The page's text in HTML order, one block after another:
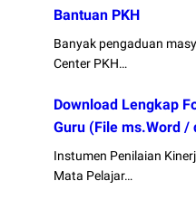
Bantuan PKH
Banyak pengaduan
Center PKH…
Download Lengkap
Guru (File ms.Word /
Instumen Penilaian
Mata Pelajar…